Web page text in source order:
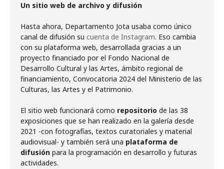
Un sitio web de archivo y difusión
Hasta ahora, Departamento Jota usaba como único
canal de difusión su cuenta de Instagram. Eso cambia
con su plataforma web, desarrollada gracias a un
proyecto financiado por el Fondo Nacional de
Desarrollo Cultural y las Artes, ámbito regional de
financiamiento, Convocatoria 2024 del Ministerio de las
Culturas, las Artes y el Patrimonio.
El sitio web funcionará como repositorio de las 38
exposiciones que se han realizado en la galería desde
2021 -con fotografías, textos curatoriales y material
audiovisual- y también será una plataforma de
difusión para la programación en desarrollo y futuras
actividades.